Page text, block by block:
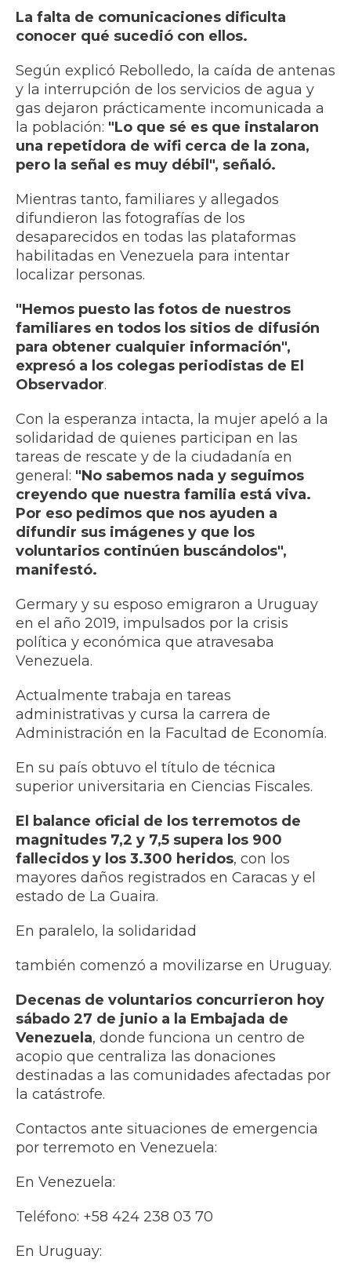
La falta de comunicaciones dificulta
conocer qué sucedió con ellos.
Según explicó Rebolledo, la caída de antenas
y la interrupción de los servicios de agua y
gas dejaron prácticamente incomunicada a
la población: "Lo que sé es que instalaron
una repetidora de wifi cerca de la zona,
pero la señal es muy débil", señaló.
Mientras tanto, familiares y allegados
difundieron las fotografías de los
desaparecidos en todas las plataformas
habilitadas en Venezuela para intentar
localizar personas.
"Hemos puesto las fotos de nuestros
familiares en todos los sitios de difusión
para obtener cualquier información",
expresó a los colegas periodistas de El
Observador.
Con la esperanza intacta, la mujer apeló a la
solidaridad de quienes participan en las
tareas de rescate y de la ciudadanía en
general: "No sabemos nada y seguimos
creyendo que nuestra familia está viva.
Por eso pedimos que nos ayuden a
difundir sus imágenes y que los
voluntarios continúen buscándolos",
manifestó.
Germary y su esposo emigraron a Uruguay
en el año 2019, impulsados por la crisis
política y económica que atravesaba
Venezuela.
Actualmente trabaja en tareas
administrativas y cursa la carrera de
Administración en la Facultad de Economía.
En su país obtuvo el título de técnica
superior universitaria en Ciencias Fiscales.
El balance oficial de los terremotos de
magnitudes 7,2 y 7,5 supera los 900
fallecidos y los 3.300 heridos, con los
mayores daños registrados en Caracas y el
estado de La Guaira.
En paralelo, la solidaridad
también comenzó a movilizarse en Uruguay.
Decenas de voluntarios concurrieron hoy
sábado 27 de junio a la Embajada de
Venezuela, donde funciona un centro de
acopio que centraliza las donaciones
destinadas a las comunidades afectadas por
la catástrofe.
Contactos ante situaciones de emergencia
por terremoto en Venezuela:
En Venezuela:
Teléfono: +58 424 238 03 70
En Uruguay: